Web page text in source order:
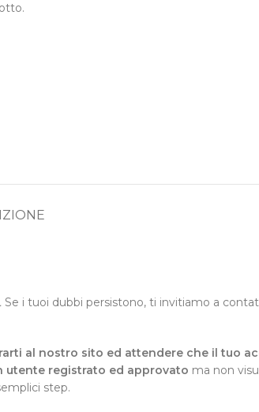
Se i tuoi dubbi persistono, ti invitiamo a
al nostro sito ed attendere che il tuo
utente registrato ed approvato ma non
step.